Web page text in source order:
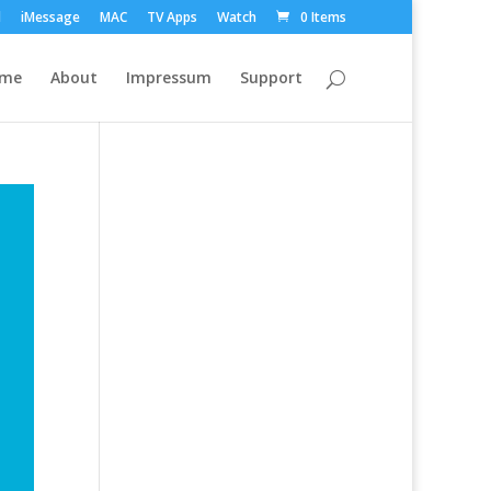
iMessage MAC TV Apps Watch 0 Items
About Impressum Support